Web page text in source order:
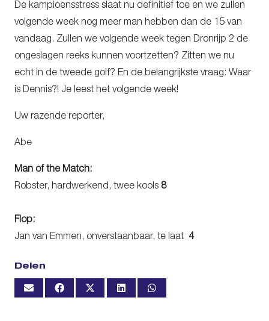
De kampioensstress slaat nu definitief toe en we zullen
volgende week nog meer man hebben dan de 15 van
vandaag. Zullen we volgende week tegen Dronrijp 2 de
ongeslagen reeks kunnen voortzetten? Zitten we nu
echt in de tweede golf? En de belangrijkste vraag: Waar
is Dennis?! Je leest het volgende week!
Uw razende reporter,
Abe
Man of the Match:
Robster, hardwerkend, twee kools 8
Flop:
Jan van Emmen, onverstaanbaar, te laat 4
Delen